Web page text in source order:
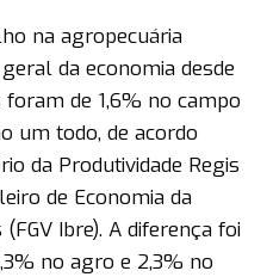
na agropecuária
da economia desde
de 1,6% no campo
um todo, de acordo
da Produtividade Regis
de Economia da
Ibre). A diferença foi
no agro e 2,3% no